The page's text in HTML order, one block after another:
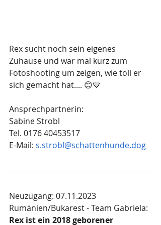
Rex sucht noch sein eigenes
Zuhause und war mal kurz zum
Fotoshooting um zeigen, wie toll er
sich gemacht hat.... 😊💙
Ansprechpartnerin:
Sabine Strobl
Tel. 0176 40453517
E-Mail: s.strobl@schattenhunde.dog
Neuzugang: 07.11.2023
Rumänien/Bukarest - Team Gabriela:
Rex ist ein 2018 geborener